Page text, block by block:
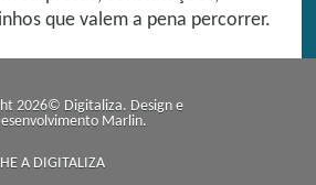
que valem a pena percorrer.
2026© Digitaliza. Design e
Marlin.
A DIGITALIZA